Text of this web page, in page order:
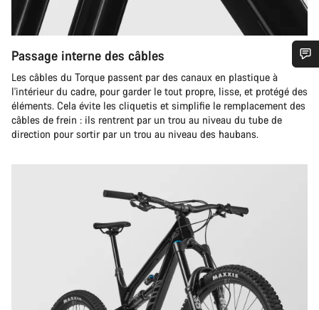
Passage interne des câbles
Les câbles du Torque passent par des canaux en plastique à
l'intérieur du cadre, pour garder le tout propre, lisse, et protégé des
éléments. Cela évite les cliquetis et simplifie le remplacement des
câbles de frein : ils rentrent par un trou au niveau du tube de
direction pour sortir par un trou au niveau des haubans.
Besoin d’aide ?
Nos experts du service client vous attendent pour
répondre à vos questions.
Fermer